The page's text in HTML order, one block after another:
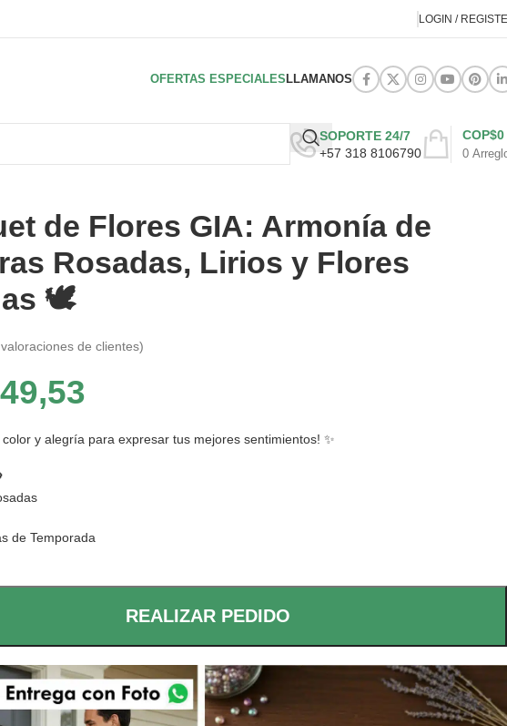
LOGIN /
OFERTAS ESPECIALES LLAMANOS
SOPORTE 24/7
+57 318 8106790
0
COP$0
de Flores GIA: Armonía de
Rosadas, Lirios y Flores
🕊️
valoraciones de clientes)
49,53
color y alegría para expresar tus mejores sentimientos! ✨
de Temporada
REALIZAR PEDIDO